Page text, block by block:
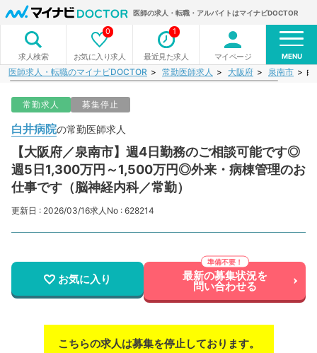
医師の求人・転職・アルバイトはマイナビDOCTOR
求人検索 お気に入り求人
0
最近見た求人
1
マイページ MENU
医師求人・転職のマイナビDOCTOR 常勤医師求人 大阪府 泉南市 白
常勤求人 募集停止
白井病院の常勤医師求人
【大阪府／泉南市】週4日勤務のご相談可能です◎
週5日1,300万円～1,500万円◎外来・病棟管理のお
仕事です（脳神経内科／常勤）
更新日 : 2026/03/16求人No : 628214
お気に入り 最新の募集状況を
問い合わせる
こちらの求人は募集を停止しております。